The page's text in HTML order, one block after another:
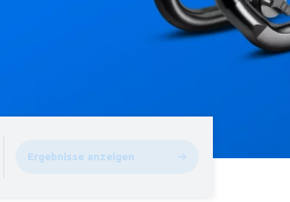
Ergebnisse anzeigen